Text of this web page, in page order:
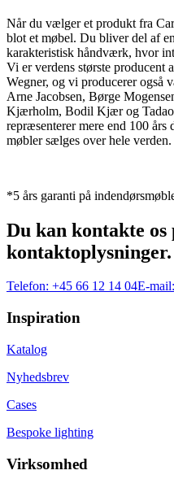
Når du vælger et produkt fra
blot et møbel. Du bliver del af
karakteristisk håndværk, hvor
Vi er verdens største producent
Wegner, og vi producerer også
Arne Jacobsen, Børge
Kjærholm, Bodil Kjær og
repræsenterer mere end 100 års
møbler sælges over hele verden.
*5 års garanti på
Du kan kontakte os
kontaktoplysninger.
Telefon: +45 66 12 14 04E-mail:
Inspiration
Katalog
Nyhedsbrev
Cases
Bespoke lighting
Virksomhed